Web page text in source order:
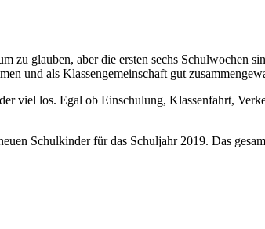
zu glauben, aber die ersten sechs Schulwochen
und als Klassengemeinschaft gut
viel los. Egal ob Einschulung, Klassenfahrt,
Schulkinder für das Schuljahr 2019. Das